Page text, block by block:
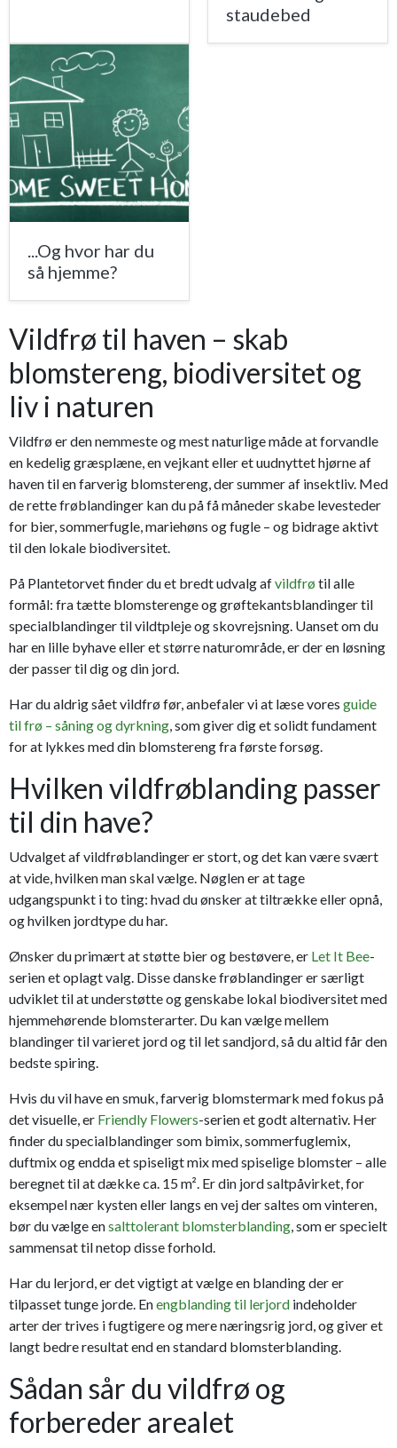
staudebed
...Og hvor har du
så hjemme?
Vildfrø til haven – skab
blomstereng, biodiversitet og
liv i naturen
Vildfrø er den nemmeste og mest naturlige måde at forvandle
en kedelig græsplæne, en vejkant eller et uudnyttet hjørne af
haven til en farverig blomstereng, der summer af insektliv. Med
de rette frøblandinger kan du på få måneder skabe levesteder
for bier, sommerfugle, mariehøns og fugle – og bidrage aktivt
til den lokale biodiversitet.
På Plantetorvet finder du et bredt udvalg afvildfrø til alle
formål: fra tætte blomsterenge og grøftekantsblandinger til
specialblandinger til vildtpleje og skovrejsning. Uanset om du
har en lille byhave eller et større naturområde, er der en løsning
der passer til dig og din jord.
Har du aldrig sået vildfrø før, anbefaler vi at læse vores guide
til frø – såning og dyrkning, som giver dig et solidt fundament
for at lykkes med din blomstereng fra første forsøg.
Hvilken vildfrøblanding passer
til din have?
Udvalget af vildfrøblandinger er stort, og det kan være svært
at vide, hvilken man skal vælge. Nøglen er at tage
udgangspunkt i to ting: hvad du ønsker at tiltrække eller opnå,
og hvilken jordtype du har.
Ønsker du primært at støtte bier og bestøvere, er Let It Bee-
serien et oplagt valg. Disse danske frøblandinger er særligt
udviklet til at understøtte og genskabe lokal biodiversitet med
hjemmehørende blomsterarter. Du kan vælge mellem
blandinger til varieret jord og til let sandjord, så du altid får den
bedste spiring.
Hvis du vil have en smuk, farverig blomstermark med fokus på
det visuelle, er Friendly Flowers-serien et godt alternativ. Her
finder du specialblandinger som bimix, sommerfuglemix,
duftmix og endda et spiseligt mix med spiselige blomster – alle
beregnet til at dække ca. 15 m². Er din jord saltpåvirket, for
eksempel nær kysten eller langs en vej der saltes om vinteren,
bør du vælge ensalttolerant blomsterblanding, som er specielt
sammensat til netop disse forhold.
Har du lerjord, er det vigtigt at vælge en blanding der er
tilpasset tunge jorde. Enengblanding til lerjord indeholder
arter der trives i fugtigere og mere næringsrig jord, og giver et
langt bedre resultat end en standard blomsterblanding.
Sådan sår du vildfrø og
forbereder arealet